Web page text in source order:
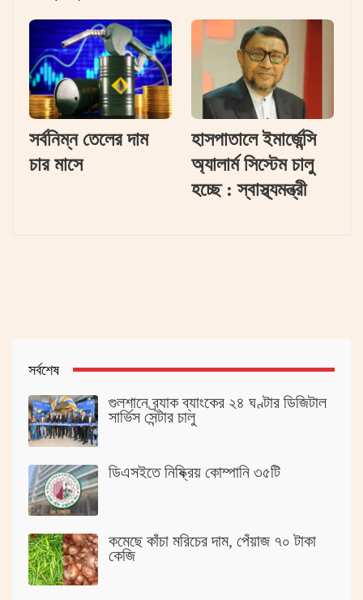
সর্বনিম্ন তেলের দাম
চার মাসে
হাসপাতালে ইমার্জেন্সি
অ্যালার্ম সিস্টেম চালু
হচ্ছে : স্বাস্থ্যমন্ত্রী
সর্বশেষ
গুলশানে ব্র্যাক ব্যাংকের ২৪ ঘণ্টার ডিজিটাল
সার্ভিস সেন্টার চালু
ডিএসইতে নিষ্ক্রিয় কোম্পানি ৩৫টি
কমেছে কাঁচা মরিচের দাম, পেঁয়াজ ৭০ টাকা
কেজি